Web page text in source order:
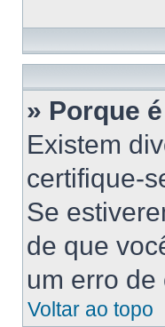
» Porque
Existem
certifique-
Se
de que
um erro
Voltar ao topo